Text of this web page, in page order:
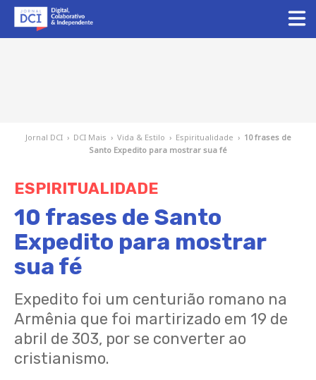
Jornal DCI › DCI Mais › Vida & Estilo › Espiritualidade › 10 frases de
Santo Expedito para mostrar sua fé
ESPIRITUALIDADE
10 frases de Santo
Expedito para mostrar
sua fé
Expedito foi um centurião romano na
Armênia que foi martirizado em 19 de
abril de 303, por se converter ao
cristianismo.